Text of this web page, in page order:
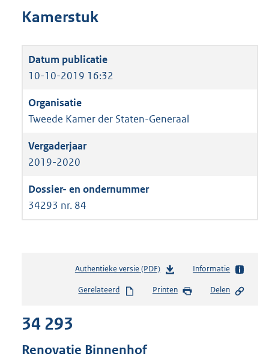
Kamerstuk
10-10-2019 16:32
Tweede Kamer der Staten-Generaal
2019-2020
34293 nr. 84
Authentieke versie (PDF)b
s
Informatie
Gerelateerd Printen Delen
34 293
Renovatie Binnenhof